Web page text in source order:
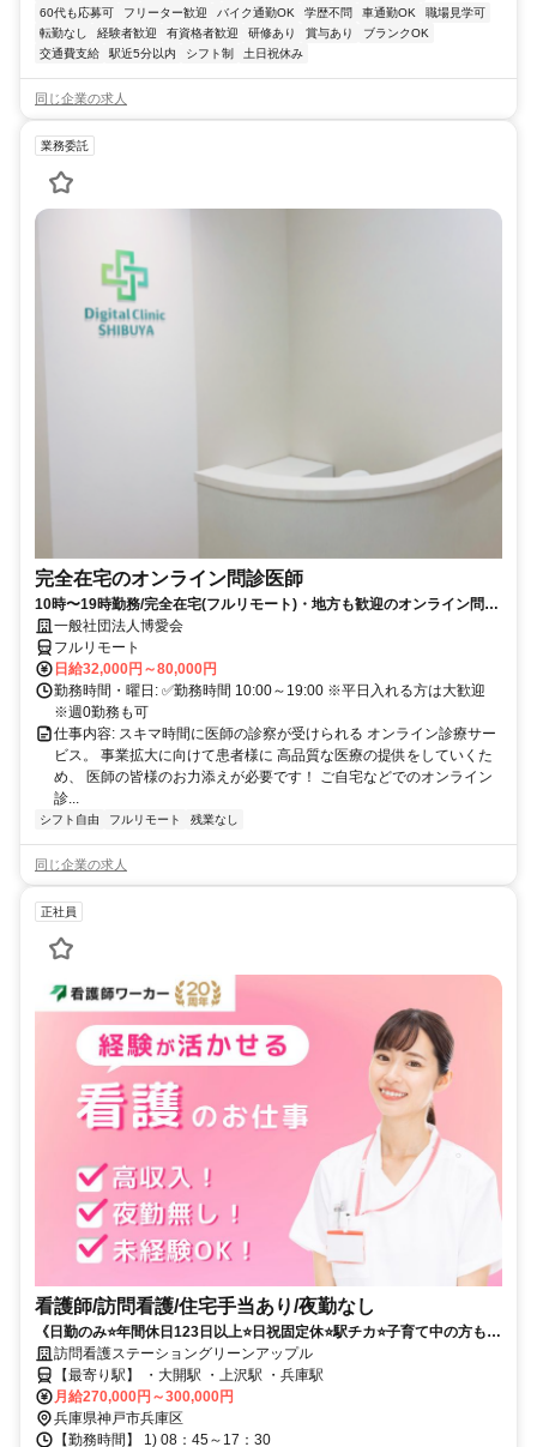
60代も応募可
フリーター歓迎 バイク通勤OK 学歴不問 車通勤OK
職場見学可
転勤なし
経験者歓迎 有資格者歓迎 研修あり 賞与あり
ブランクOK
交通費支給
駅近5分以内 シフト制 土日祝休み
同じ企業の求人
業務委託
完全在宅のオンライン問診医師
10時〜19時勤務/完全在宅(フルリモート)・地方も歓迎のオンライン問診
業務一般社団法人博愛会
フルリモート
日給32,000円～80,000円
勤務時間・曜日: ✅勤務時間 10:00～19:00 ※平日入れる方は大歓迎
※週0勤務も可
仕事内容: スキマ時間に医師の診察が受けられる オンライン診療サー
ビス。 事業拡大に向けて患者様に 高品質な医療の提供をしていくた
め、 医師の皆様のお力添えが必要です！ ご自宅などでのオンライン
診...
シフト自由 フルリモート 残業なし
同じ企業の求人
正社員
看護師/訪問看護/住宅手当あり/夜勤なし
《日勤のみ⭐年間休日123日以上⭐日祝固定休⭐駅チカ⭐子育て中の方も活
躍中⭐》未経験・ブランクのある方も歓迎の訪問看護のお仕事です❗️
訪問看護ステーショングリーンアップル
【最寄り駅】 ・大開駅 ・上沢駅 ・兵庫駅
月給270,000円～300,000円
兵庫県神戸市兵庫区
【勤務時間】 1) 08：45～17：30